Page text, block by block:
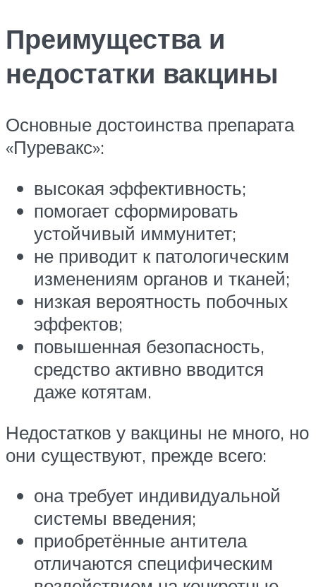
Преимущества и
недостатки вакцины
Основные достоинства препарата
«Пуревакс»:
высокая эффективность;
помогает сформировать
устойчивый иммунитет;
не приводит к патологическим
изменениям органов и тканей;
низкая вероятность побочных
эффектов;
повышенная безопасность,
средство активно вводится
даже котятам.
Недостатков у вакцины не много, но
они существуют, прежде всего:
она требует индивидуальной
системы введения;
приобретённые антитела
отличаются специфическим